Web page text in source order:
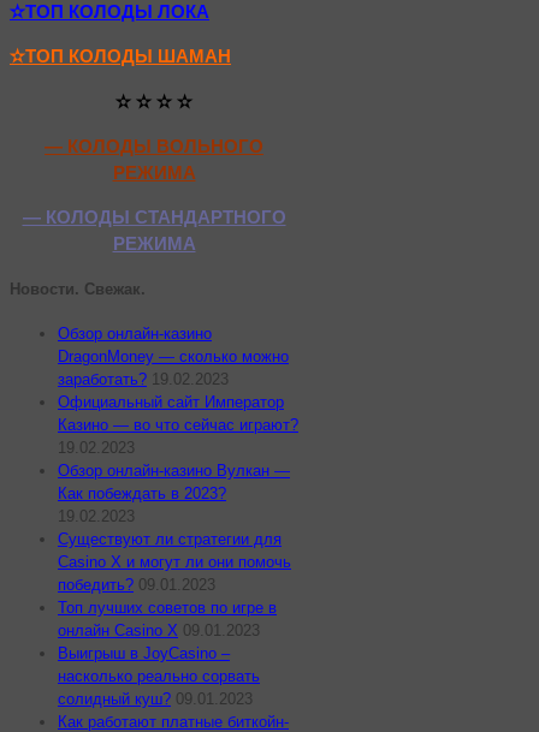
✫ТОП КОЛОДЫ ЛОКА
✫ТОП КОЛОДЫ ШАМАН
✫ ✫ ✫ ✫
— КОЛОДЫ ВОЛЬНОГО
РЕЖИМА
— КОЛОДЫ СТАНДАРТНОГО
РЕЖИМА
Новости. Свежак.
Обзор онлайн-казино
DragonMoney — сколько можно
заработать? 19.02.2023
Официальный сайт Император
Казино — во что сейчас играют?
19.02.2023
Обзор онлайн-казино Вулкан —
Как побеждать в 2023?
19.02.2023
Существуют ли стратегии для
Casino X и могут ли они помочь
победить? 09.01.2023
Топ лучших советов по игре в
онлайн Casino X 09.01.2023
Выигрыш в JoyCasino –
насколько реально сорвать
солидный куш? 09.01.2023
Как работают платные биткойн-